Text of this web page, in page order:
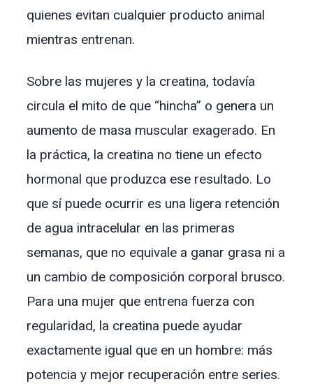
quienes evitan cualquier producto animal
mientras entrenan.
Sobre las mujeres y la creatina, todavía
circula el mito de que “hincha” o genera un
aumento de masa muscular exagerado. En
la práctica, la creatina no tiene un efecto
hormonal que produzca ese resultado. Lo
que sí puede ocurrir es una ligera retención
de agua intracelular en las primeras
semanas, que no equivale a ganar grasa ni a
un cambio de composición corporal brusco.
Para una mujer que entrena fuerza con
regularidad, la creatina puede ayudar
exactamente igual que en un hombre: más
potencia y mejor recuperación entre series.